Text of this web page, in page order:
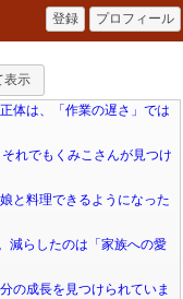
体は、「作業の遅さ」では
れでもくみこさんが見つけ
と料理できるようになった
減らしたのは「家族への愛
の成長を見つけられていま